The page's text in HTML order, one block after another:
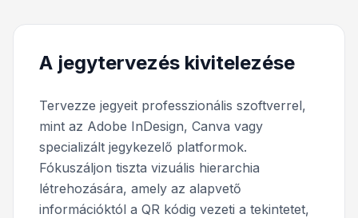
A jegytervezés kivitelezése
Tervezze jegyeit professzionális szoftverrel,
mint az Adobe InDesign, Canva vagy
specializált jegykezelő platformok.
Fókuszáljon tiszta vizuális hierarchia
létrehozására, amely az alapvető
információktól a QR kódig vezeti a tekintetet,